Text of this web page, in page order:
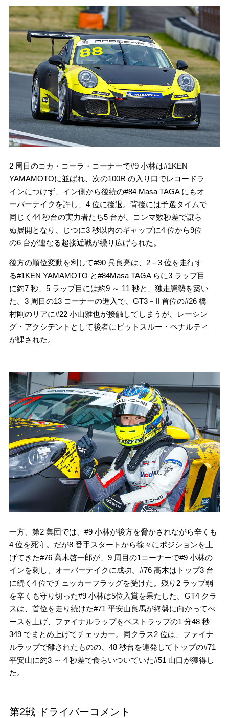
2 周目のコカ・コーラ・コーナーで#9 小林は#1KEN
YAMAMOTOに並ばれ、次の100R の入り口でレコードラ
インにつけず、イン側から後続の#84 Masa TAGA にもオ
ーバーテイクを許し、4 位に後退。背後には予選タイムで
同じく44 秒台の実力者たち5 台が、コンマ数秒差で譲ら
ぬ展開となり、じつに3 秒以内のギャップに4 位から9位
の6 台が連なる超接近戦が繰り広げられた。
後方の順位変動を利して#90 呉良亮は、2－3 位を走行す
る#1KEN YAMAMOTO と#84Masa TAGA らに3 ラップ目
に約7 秒、5 ラップ目には約9 ～ 11 秒と、独走態勢を築い
た。3 周目の13 コーナーの進入で、GT3－II 首位の#26 橋
村剛のリアに#22 小山雅也が接触してしまうが、レーシン
グ・アクシデントとして後者にピットスルー・ペナルティ
が課された。
一方、第2 集団では、#9 小林が後方を脅かされながら辛くも
4 位を死守。だが8 番手スタートから徐々にポジションを上
げてきた#76 高木啓一郎が、9 周目の1コーナーで#9 小林の
インを刺し、オーバーテイクに成功。#76 高木はトップ3 台
に続く4 位でチェッカーフラッグを受けた。残り2 ラップ弱
を辛くも守り切った#9 小林は5位入賞を果たした。GT4 クラ
スは、首位を走り続けた#71 平安山良馬が終盤に向かってぺ
ースを上げ、ファイナルラップをベストラップの1 分48 秒
349 でまとめ上げてチェッカー。同クラス2 位は、ファイナ
ルラップで離されたものの、48 秒台を連発してトップの#71
平安山に約3 ～ 4 秒差で食らいついていた#51 山口が獲得し
た。
第2戦 ドライバーコメント